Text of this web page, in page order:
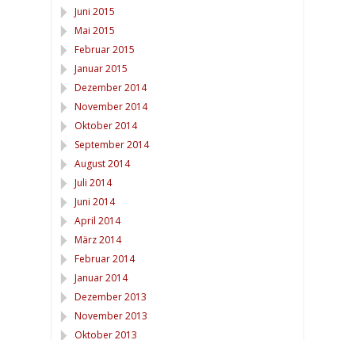
Juni 2015
Mai 2015
Februar 2015
Januar 2015
Dezember 2014
November 2014
Oktober 2014
September 2014
August 2014
Juli 2014
Juni 2014
April 2014
März 2014
Februar 2014
Januar 2014
Dezember 2013
November 2013
Oktober 2013